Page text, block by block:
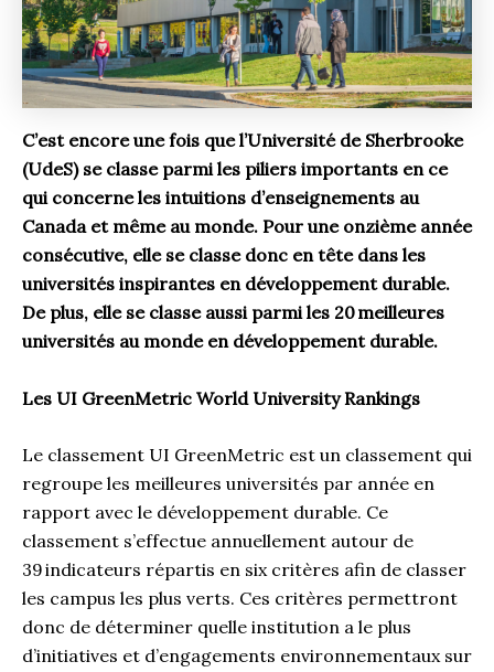
C’est encore une fois que l’Université de Sherbrooke
(UdeS) se classe parmi les piliers importants en ce
qui concerne les intuitions d’enseignements au
Canada et même au monde. Pour une onzième année
consécutive, elle se classe donc en tête dans les
universités inspirantes en développement durable.
De plus, elle se classe aussi parmi les 20 meilleures
universités au monde en développement durable.
Les UI GreenMetric World University Rankings
Le classement UI GreenMetric est un classement qui
regroupe les meilleures universités par année en
rapport avec le développement durable. Ce
classement s’effectue annuellement autour de
39 indicateurs répartis en six critères afin de classer
les campus les plus verts. Ces critères permettront
donc de déterminer quelle institution a le plus
d’initiatives et d’engagements environnementaux sur